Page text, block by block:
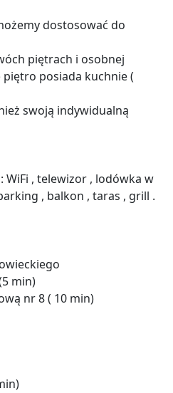
dostosować do
piętrach i osobnej
posiada kuchnie (
swoją indywidualną
WiFi , telewizor , lodówka w
, balkon , taras , grill .
min)
nr 8 ( 10 min)